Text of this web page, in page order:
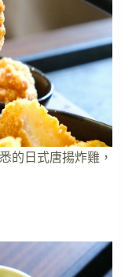
的日式唐揚炸雞，